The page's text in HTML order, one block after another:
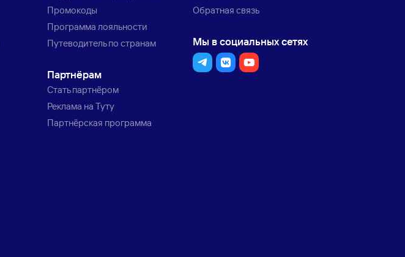
Промокоды
Программа лояльности
Путеводитель по странам
Партнёрам
Стать партнёром
Реклама на Туту
Партнёрская программа
Обратная связь
Мы в социальных сетях